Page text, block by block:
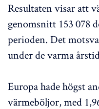
Resultaten visar att
genomsnitt 153 078
perioden. Det
under de varma
Europa hade högst
värmeböljor, med